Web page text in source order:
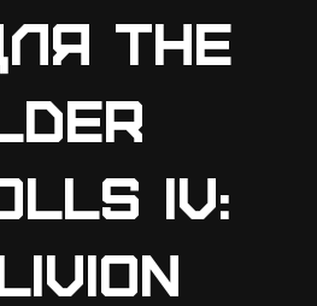
The
IV: